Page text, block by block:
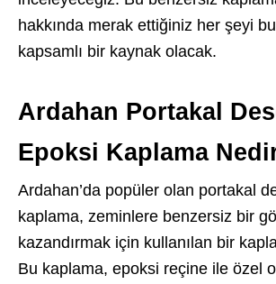
hakkında merak ettiğiniz her şeyi
kapsamlı bir kaynak olacak.
Ardahan Portakal
Epoksi Kaplama
Ardahan’da popüler olan portakal
kaplama, zeminlere benzersiz bir
kazandırmak için kullanılan bir
Bu kaplama, epoksi reçine ile özel